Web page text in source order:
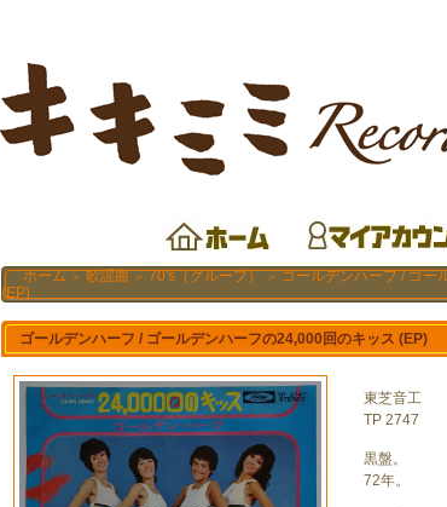
ホーム ＞ 歌謡曲 ＞ 70's（グループ） ＞ ゴールデンハーフ / ゴー
(EP)
ゴールデンハーフ / ゴールデンハーフの24,000回のキッス (EP)
東芝音工
TP 2747
黒盤。
72年。